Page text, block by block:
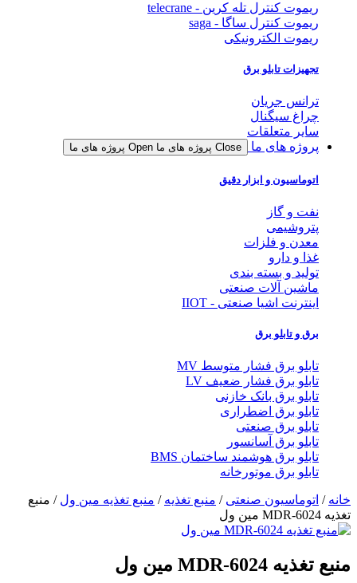
ریموت کنترل تله کرین - telecrane
ریموت کنترل ساگا - saga
ریموت الکترونیکی
تجهیزات تابلو برق
ترانس جریان
چراغ سیگنال
سایر متعلقات
پروژه های ما
Close پروژه های ما Open پروژه های ما
اتوماسیون و ابزار دقیق
نفت و گاز
پتروشیمی
معدن و فلزات
غذا و دارو
تولید و بسته بندی
ماشین آلات صنعتی
اینترنت اشیا صنعتی - IIOT
برق و تابلو برق
تابلو برق فشار متوسط MV
تابلو برق فشار ضعیف LV
تابلو برق بانک خازنی
تابلو برق اضطراری
تابلو برق صنعتی
تابلو برق آسانسور
تابلو برق هوشمند ساختمان BMS
تابلو برق موتورخانه
خانه / اتوماسیون صنعتی / منبع تغذیه / منبع تغذیه مین ول / منبع
تغذیه MDR-6024 مین ول
منبع تغذیه MDR-6024 مین ول